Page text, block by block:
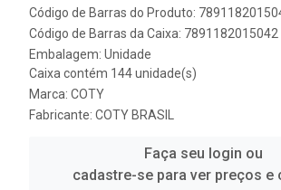
Código de Barras do Produto:
Código de Barras da Caixa: 7891182015042
Embalagem: Unidade
Caixa contém 144 unidade(s)
Marca: COTY
Fabricante: COTY BRASIL
Faça seu login ou
cadastre-se para ver preços e